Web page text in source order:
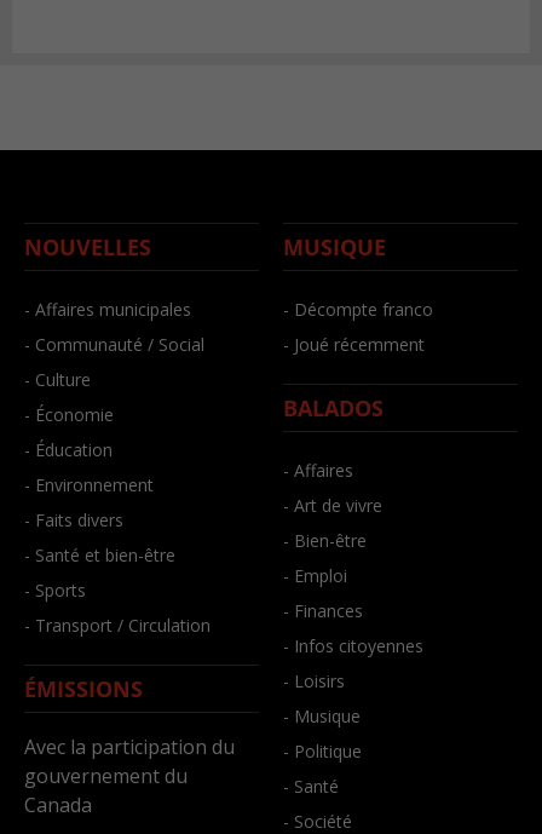
NOUVELLES
- Affaires municipales
- Communauté / Social
- Culture
- Économie
- Éducation
- Environnement
- Faits divers
- Santé et bien-être
- Sports
- Transport / Circulation
ÉMISSIONS
Avec la participation du
gouvernement du
Canada
MUSIQUE
- Décompte franco
- Joué récemment
BALADOS
- Affaires
- Art de vivre
- Bien-être
- Emploi
- Finances
- Infos citoyennes
- Loisirs
- Musique
- Politique
- Santé
- Société